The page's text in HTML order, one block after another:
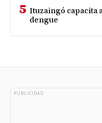
5 Ituzaingó capacita
dengue
PUBLICIDAD